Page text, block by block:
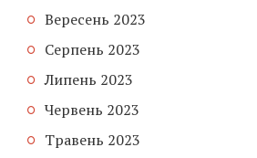
Вересень 2023
Серпень 2023
Липень 2023
Червень 2023
Травень 2023